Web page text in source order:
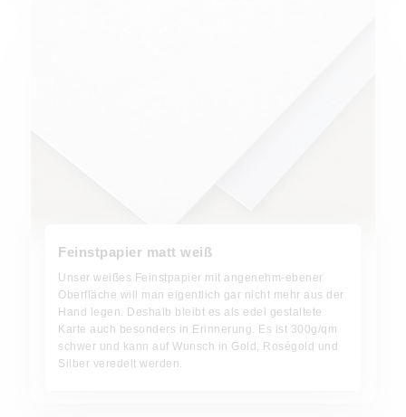
Feinstpapier matt weiß
Unser weißes Feinstpapier mit angenehm-ebener
Oberfläche will man eigentlich gar nicht mehr aus der
Hand legen. Deshalb bleibt es als edel gestaltete
Karte auch besonders in Erinnerung. Es ist 300g/qm
schwer und kann auf Wunsch in Gold, Roségold und
Silber veredelt werden.